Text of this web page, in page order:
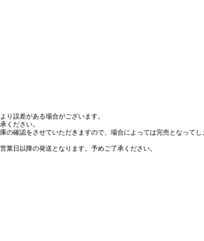
り誤差がある場合がございます。
ください。
確認をさせていただきますので、場合によっては完売となって
日以降の発送となります。予めご了承ください。